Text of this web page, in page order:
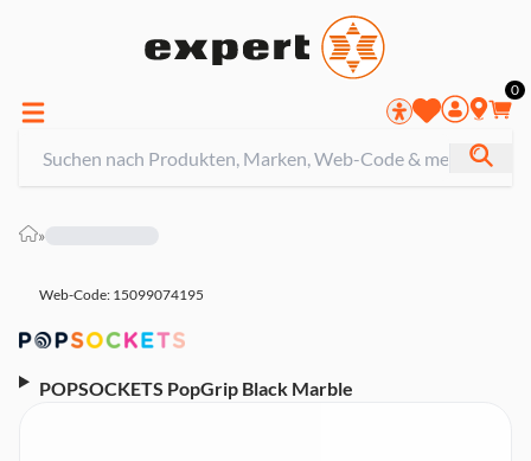
0
»
Web-Code: 15099074195
POPSOCKETS PopGrip Black Marble